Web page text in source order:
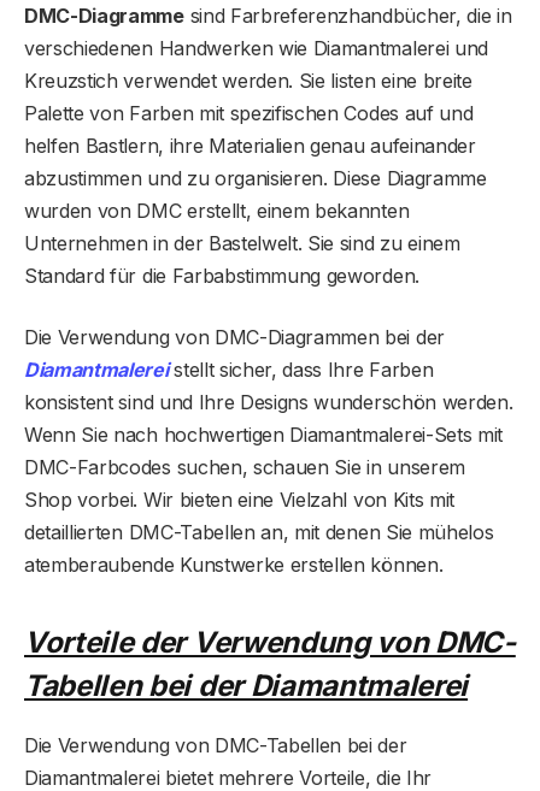
DMC-Diagrammesind Farbreferenzhandbücher, die in
verschiedenen Handwerken wie Diamantmalerei und
Kreuzstich verwendet werden. Sie listen eine breite
Palette von Farben mit spezifischen Codes auf und
helfen Bastlern, ihre Materialien genau aufeinander
abzustimmen und zu organisieren. Diese Diagramme
wurden von DMC erstellt, einem bekannten
Unternehmen in der Bastelwelt. Sie sind zu einem
Standard für die Farbabstimmung geworden.
Die Verwendung von DMC-Diagrammen bei der
Diamantmalereistellt sicher, dass Ihre Farben
konsistent sind und Ihre Designs wunderschön werden.
Wenn Sie nach hochwertigen Diamantmalerei-Sets mit
DMC-Farbcodes suchen, schauen Sie in unserem
Shop vorbei. Wir bieten eine Vielzahl von Kits mit
detaillierten DMC-Tabellen an, mit denen Sie mühelos
atemberaubende Kunstwerke erstellen können.
Vorteile der Verwendung von DMC-
Tabellen bei der Diamantmalerei
Die Verwendung von DMC-Tabellen bei der
Diamantmalerei bietet mehrere Vorteile, die Ihr